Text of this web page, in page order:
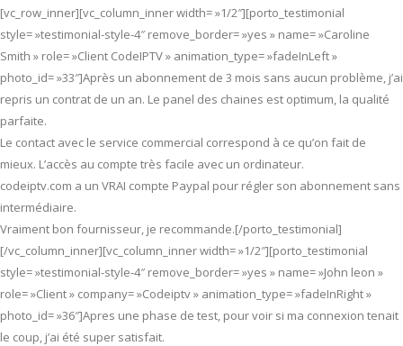
[vc_row_inner][vc_column_inner width= »1/2″][porto_testimonial
style= »testimonial-style-4″ remove_border= »yes » name= »Caroline
Smith » role= »Client CodeIPTV » animation_type= »fadeInLeft »
photo_id= »33″]Après un abonnement de 3 mois sans aucun problème, j’ai
repris un contrat de un an. Le panel des chaines est optimum, la qualité
parfaite.
Le contact avec le service commercial correspond à ce qu’on fait de
mieux. L’accès au compte très facile avec un ordinateur.
codeiptv.com a un VRAI compte Paypal pour régler son abonnement sans
intermédiaire.
Vraiment bon fournisseur, je recommande.[/porto_testimonial]
[/vc_column_inner][vc_column_inner width= »1/2″][porto_testimonial
style= »testimonial-style-4″ remove_border= »yes » name= »John leon »
role= »Client » company= »Codeiptv » animation_type= »fadeInRight »
photo_id= »36″]Apres une phase de test, pour voir si ma connexion tenait
le coup, j’ai été super satisfait.